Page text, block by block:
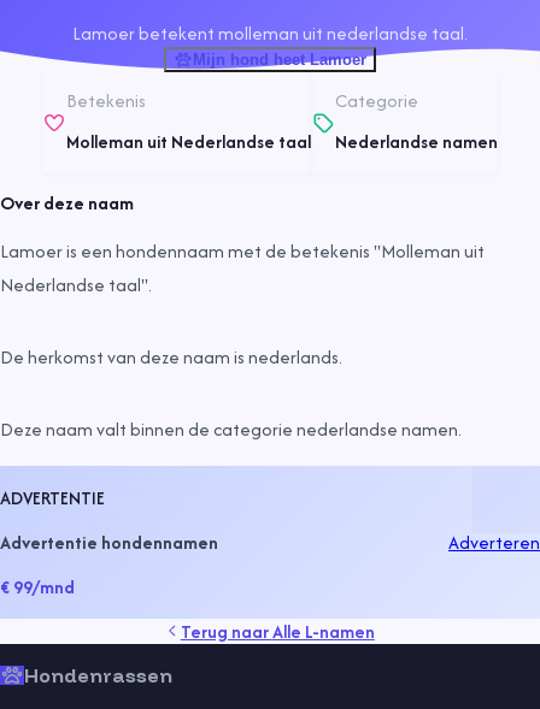
Lamoer betekent molleman uit nederlandse taal.
Mijn hond heet Lamoer
Betekenis
Molleman uit Nederlandse taal
Categorie
Nederlandse namen
Over deze naam
Lamoer is een hondennaam met de betekenis "Molleman uit
Nederlandse taal".
De herkomst van deze naam isnederlands.
Deze naam valt binnen de categorienederlandse namen.
ADVERTENTIE
Advertentie hondennamen
€ 99/mnd
Adverteren
Terug naarAlle L-namen
Hondenrassen